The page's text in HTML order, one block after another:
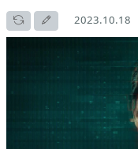
2023.10.18